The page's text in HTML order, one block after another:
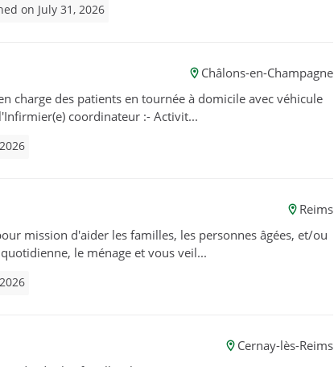
on July 31, 2026
Châlons-en-Champagne
charge des patients en tournée à domicile avec véhicule
coordinateur :- Activit...
Reims
mission d'aider les familles, les personnes âgées, et/ou
le ménage et vous veil...
Cernay-lès-Reims